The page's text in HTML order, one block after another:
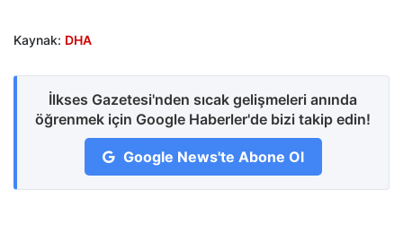
Kaynak: DHA
İlkses Gazetesi'nden sıcak gelişmeleri anında
öğrenmek için Google Haberler'de bizi takip edin!
Google News'te Abone Ol